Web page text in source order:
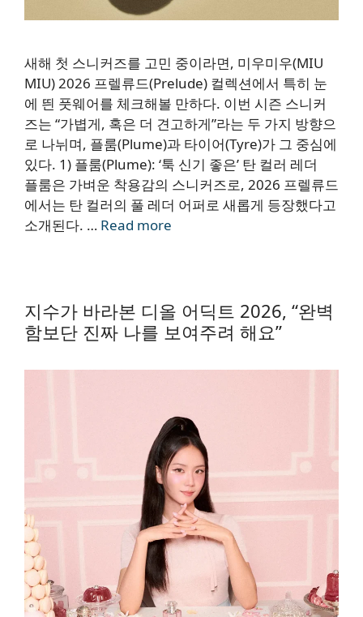
새해 첫 스니커즈를 고민 중이라면, 미우미우(MIU
MIU) 2026 프렐류드(Prelude) 컬렉션에서 특히 눈
에 띈 풋웨어를 체크해볼 만하다. 이번 시즌 스니커
즈는 “가볍게, 혹은 더 견고하게”라는 두 가지 방향으
로 나뉘며, 플룸(Plume)과 타이어(Tyre)가 그 중심에
있다. 1) 플룸(Plume): ‘툭 신기 좋은’ 탄 컬러 레더
플룸은 가벼운 착용감의 스니커즈로, 2026 프렐류드
에서는 탄 컬러의 풀 레더 어퍼로 새롭게 등장했다고
소개된다. … Read more
지수가 바라본 디올 어딕트 2026, “완벽
함보단 진짜 나를 보여주려 해요”